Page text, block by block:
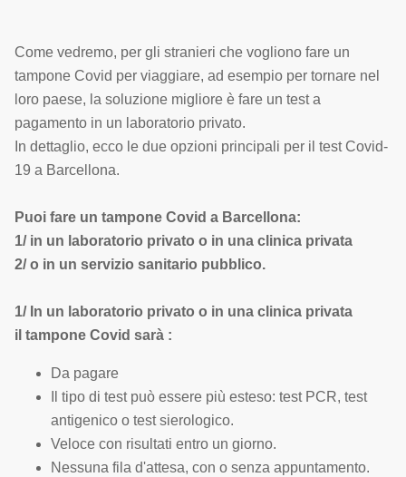
Come vedremo, per gli stranieri che vogliono fare un
tampone Covid per viaggiare, ad esempio per tornare nel
loro paese, la soluzione migliore è fare un test a
pagamento in un laboratorio privato.
In dettaglio, ecco le due opzioni principali per il test Covid-
19 a Barcellona.
Puoi fare un tampone Covid a Barcellona:
1/ in un laboratorio privato o in una clinica privata
2/ o in un servizio sanitario pubblico.
1/ In un laboratorio privato o in una clinica privata
il tampone Covid sarà :
Da pagare
Il tipo di test può essere più esteso: test PCR, test
antigenico o test sierologico.
Veloce con risultati entro un giorno.
Nessuna fila d'attesa, con o senza appuntamento.